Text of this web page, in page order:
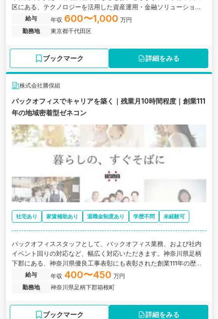
区にある、テクノロジーを活用した資産運用・金融ソリューション
を提供するオンライン証券・FinTech企業の求人です。
給与 年収 600〜1,000 万円
勤務地
東京都千代田区
ブックマーク 詳細をみる
株式会社勝俣組
バックオフィスでキャリアを築く｜残業月10時間程度｜創業111
年の地域密着型ゼネコン
社宅あり 家賃補助あり 退職金制度あり 学歴不問 未経験可
バックオフィススタッフとして、バックオフィス業務、および社内
イベント回りの対応など、幅広く対応いただきます。神奈川県足柄
下郡にある、神奈川県優良工事表彰にも表彰された創業111年の歴史
ある地域密着型ゼネコンの求人です。
給与 年収 400〜450 万円
勤務地
神奈川県足柄下郡箱根町
ブックマーク 詳細をみる